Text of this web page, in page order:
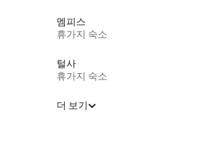
멤피스
휴가지 숙소
털사
휴가지 숙소
더 보기